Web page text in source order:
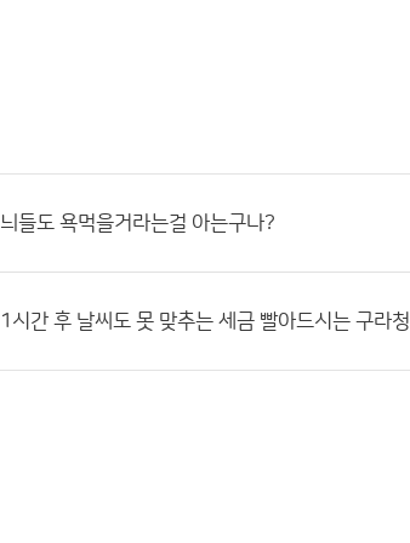
늬들도 욕먹을거라는걸 아는구나?
1시간 후 날씨도 못 맞추는 세금 빨아드시는 구라청